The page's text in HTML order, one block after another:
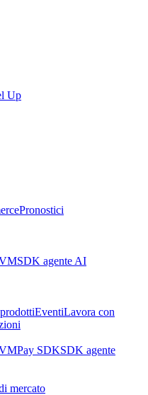
Up
Pronostici
SDK agente AI
EventiLavora con
Pay SDKSDK agente
mercato